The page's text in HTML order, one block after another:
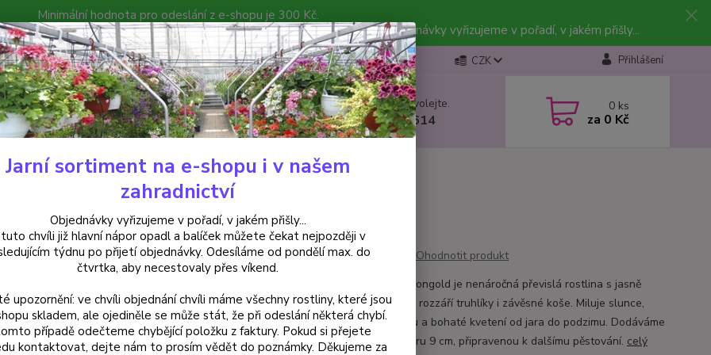
Minimální hodnota pro odeslání z e-shopu je 300 Kč.
můžete čekat nejpozději v následujícím týdnu po přijetí objednávky. Objednávky vyřizujeme v pořadí, v jakém přišly...
Poradna Kontakty CZK Přihlášení
Hledat Nevíte si rady? Zavolejte.
+420 602 223 614
0 ks
za 0 Kč
Balkónové rostliny Bidens-žlutý- balkongold - 1 ks
žlutý- balkongold - 1 ks
Ohodnotit produkt
Bidens žlutý – Balkongold je nenáročná převislá rostlina s jasně
žlutými květy, která rozzáří truhlíky i závěsné koše. Miluje slunce,
pravidelnou zálivku a bohaté kvetení od jara do podzimu. Dodáváme
v květináči o průměru 9 cm, připravenou k dalšímu pěstování. celý
Jarní sortiment na e-shopu i v našem
zahradnictví
Objednávky vyřizujeme v pořadí, v jakém přišly...
chvíli již hlavní nápor opadl a balíček můžete čekat nejpozději v
týdnu po přijetí objednávky. Odesíláme od pondělí max. do
čtvrtka, aby necestovaly přes víkend.
upozornění: ve chvíli objednání chvíli máme všechny rostliny, které jsou
skladem, ale ojediněle se může stát, že při odeslání některá chybí.
případě odečteme chybějící položku z faktury. Pokud si přejete
kontaktovat, dejte nám to prosím vědět do poznámky. Děkujeme za